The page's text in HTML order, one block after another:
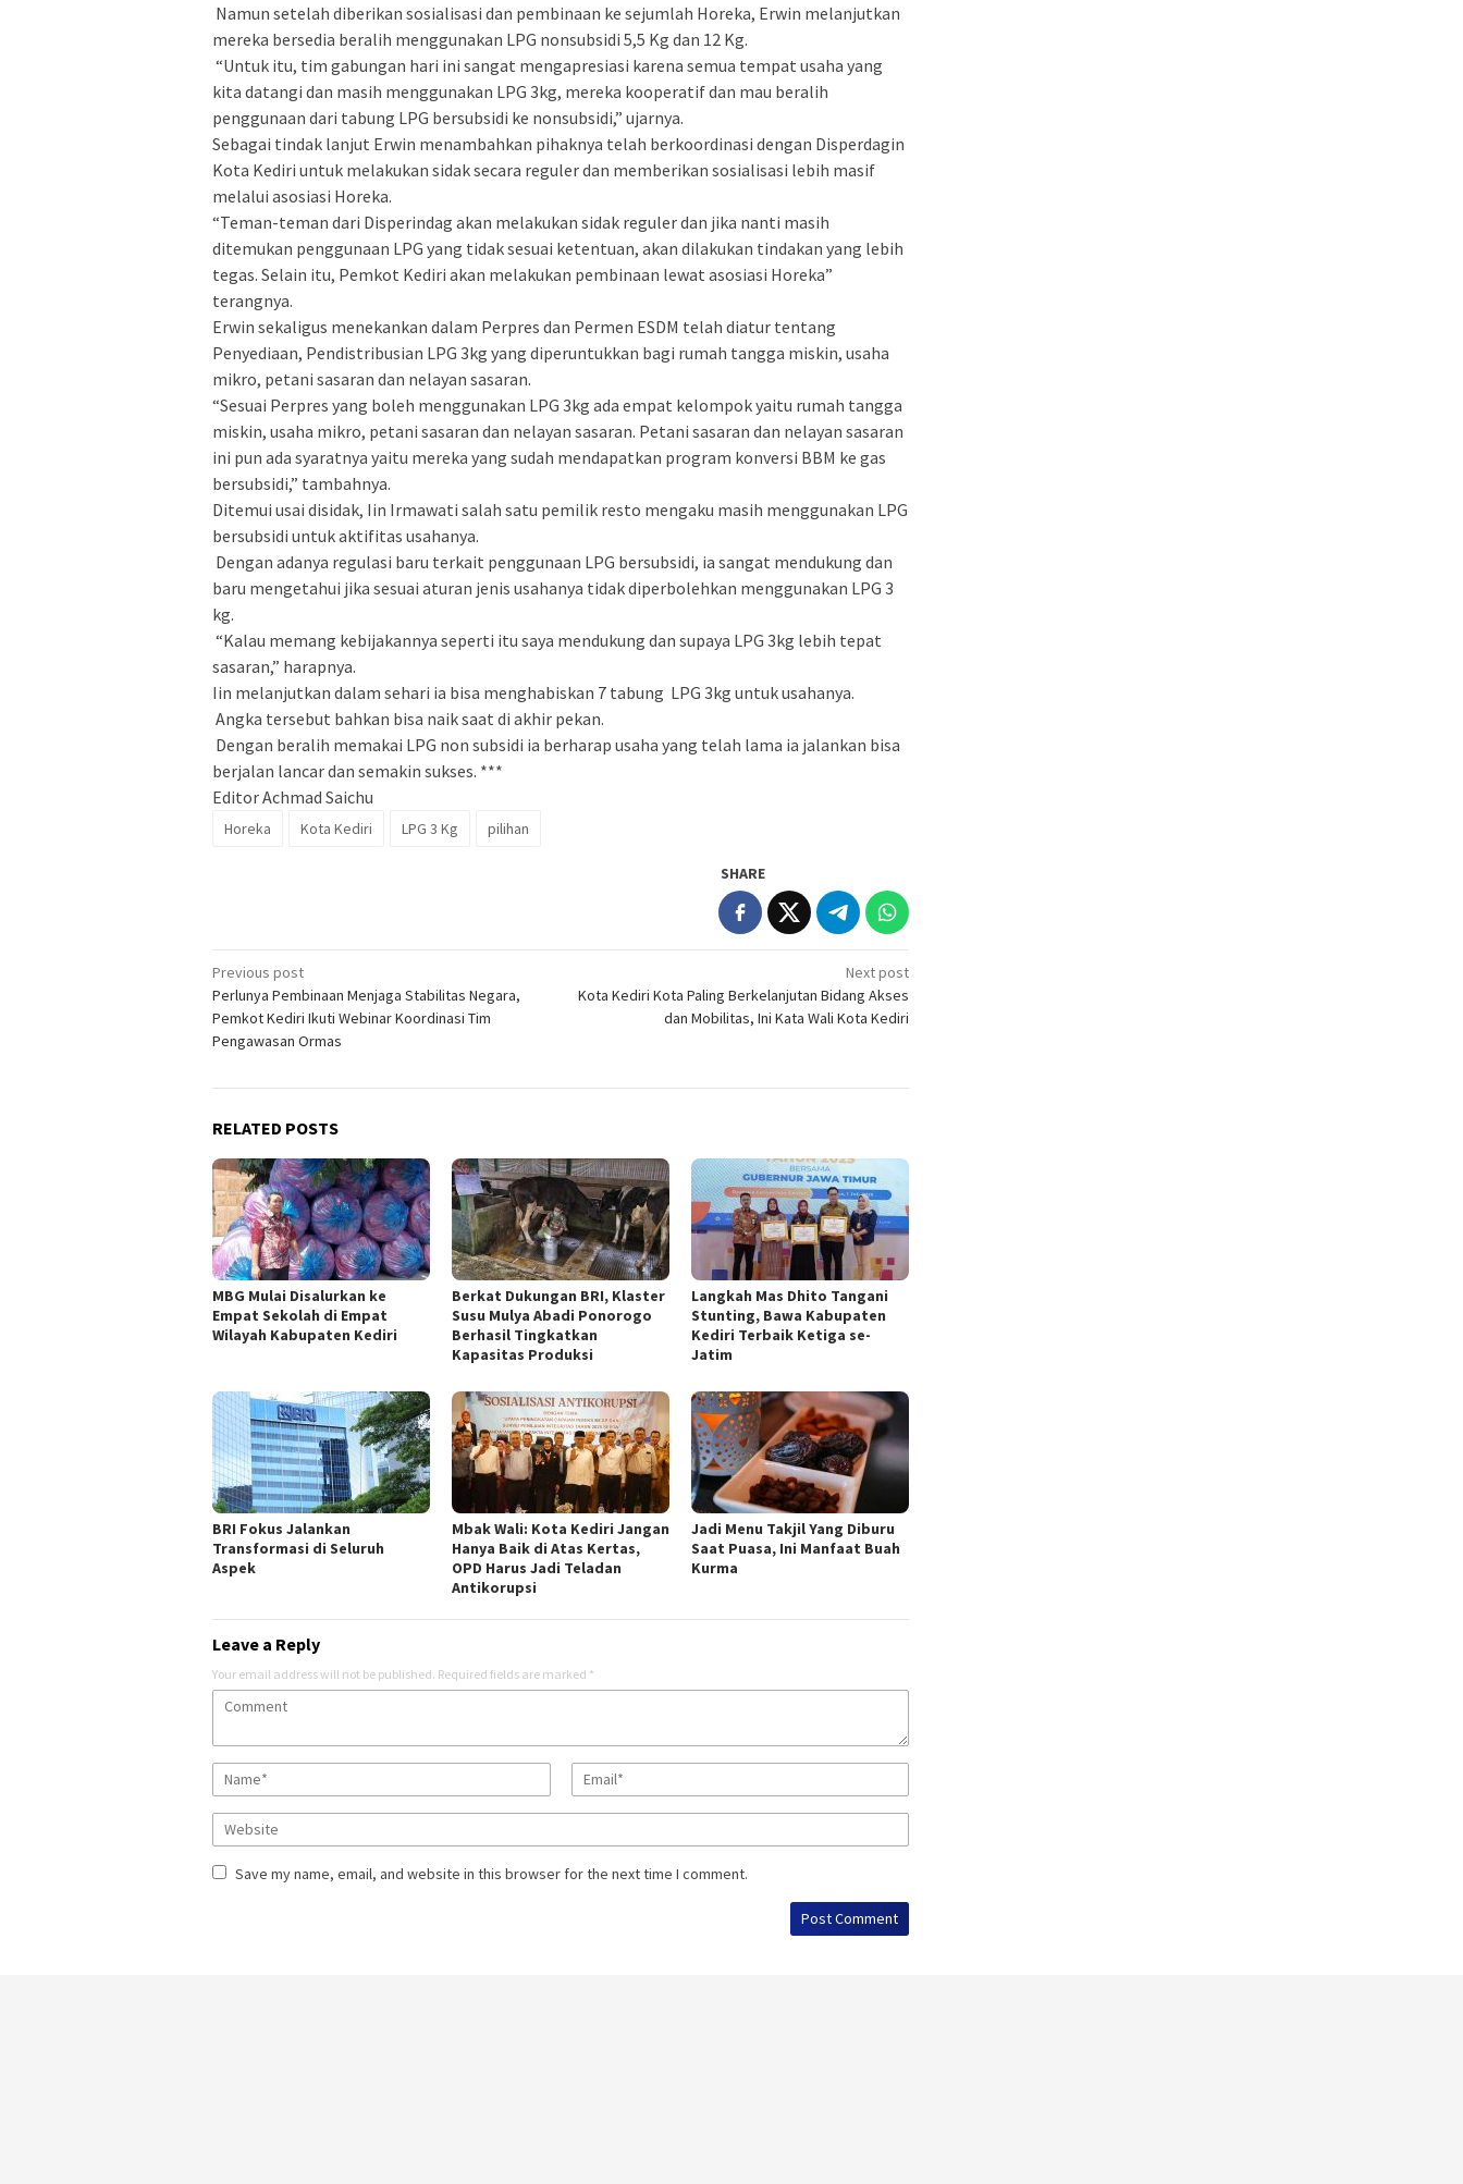
Namun setelah diberikan sosialisasi dan pembinaan ke sejumlah Horeka, Erwin melanjutkan
mereka bersedia beralih menggunakan LPG nonsubsidi 5,5 Kg dan 12 Kg.
“Untuk itu, tim gabungan hari ini sangat mengapresiasi karena semua tempat usaha yang
kita datangi dan masih menggunakan LPG 3kg, mereka kooperatif dan mau beralih
penggunaan dari tabung LPG bersubsidi ke nonsubsidi,” ujarnya.
Sebagai tindak lanjut Erwin menambahkan pihaknya telah berkoordinasi dengan Disperdagin
Kota Kediri untuk melakukan sidak secara reguler dan memberikan sosialisasi lebih masif
melalui asosiasi Horeka.
“Teman-teman dari Disperindag akan melakukan sidak reguler dan jika nanti masih
ditemukan penggunaan LPG yang tidak sesuai ketentuan, akan dilakukan tindakan yang lebih
tegas. Selain itu, Pemkot Kediri akan melakukan pembinaan lewat asosiasi Horeka”
terangnya.
Erwin sekaligus menekankan dalam Perpres dan Permen ESDM telah diatur tentang
Penyediaan, Pendistribusian LPG 3kg yang diperuntukkan bagi rumah tangga miskin, usaha
mikro, petani sasaran dan nelayan sasaran.
“Sesuai Perpres yang boleh menggunakan LPG 3kg ada empat kelompok yaitu rumah tangga
miskin, usaha mikro, petani sasaran dan nelayan sasaran. Petani sasaran dan nelayan sasaran
ini pun ada syaratnya yaitu mereka yang sudah mendapatkan program konversi BBM ke gas
bersubsidi,” tambahnya.
Ditemui usai disidak, Iin Irmawati salah satu pemilik resto mengaku masih menggunakan LPG
bersubsidi untuk aktifitas usahanya.
Dengan adanya regulasi baru terkait penggunaan LPG bersubsidi, ia sangat mendukung dan
baru mengetahui jika sesuai aturan jenis usahanya tidak diperbolehkan menggunakan LPG 3
kg.
“Kalau memang kebijakannya seperti itu saya mendukung dan supaya LPG 3kg lebih tepat
sasaran,” harapnya.
Iin melanjutkan dalam sehari ia bisa menghabiskan 7 tabung LPG 3kg untuk usahanya.
Angka tersebut bahkan bisa naik saat di akhir pekan.
Dengan beralih memakai LPG non subsidi ia berharap usaha yang telah lama ia jalankan bisa
berjalan lancar dan semakin sukses. ***
Editor Achmad Saichu
Horeka Kota Kediri LPG 3 Kg pilihan
SHARE
Post
navigation
Previous post
Perlunya Pembinaan Menjaga Stabilitas Negara,
Pemkot Kediri Ikuti Webinar Koordinasi Tim
Pengawasan Ormas
Next post
Kota Kediri Kota Paling Berkelanjutan Bidang Akses
dan Mobilitas, Ini Kata Wali Kota Kediri
RELATED POSTS
MBG Mulai Disalurkan ke
Empat Sekolah di Empat
Wilayah Kabupaten Kediri
Berkat Dukungan BRI, Klaster
Susu Mulya Abadi Ponorogo
Berhasil Tingkatkan
Kapasitas Produksi
Langkah Mas Dhito Tangani
Stunting, Bawa Kabupaten
Kediri Terbaik Ketiga se-
Jatim
BRI Fokus Jalankan
Transformasi di Seluruh
Aspek
Mbak Wali: Kota Kediri Jangan
Hanya Baik di Atas Kertas,
OPD Harus Jadi Teladan
Antikorupsi
Jadi Menu Takjil Yang Diburu
Saat Puasa, Ini Manfaat Buah
Kurma
Leave a Reply
Your email address will not be published. Required fields are marked *
Save my name, email, and website in this browser for the next time I comment.